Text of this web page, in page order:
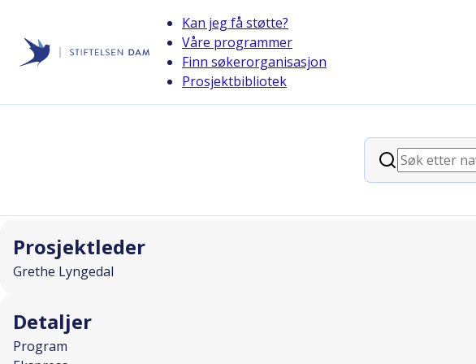
Kan jeg få støtte?
Våre programmer
Finn søkerorganisasjon
Prosjektbibliotek
Søk
Prosjektleder
Grethe Lyngedal
Detaljer
Program